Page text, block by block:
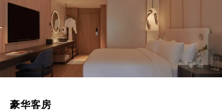
豪华客房